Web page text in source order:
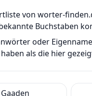
von worter-
Buchstaben
oder
als die hier
Gaaden